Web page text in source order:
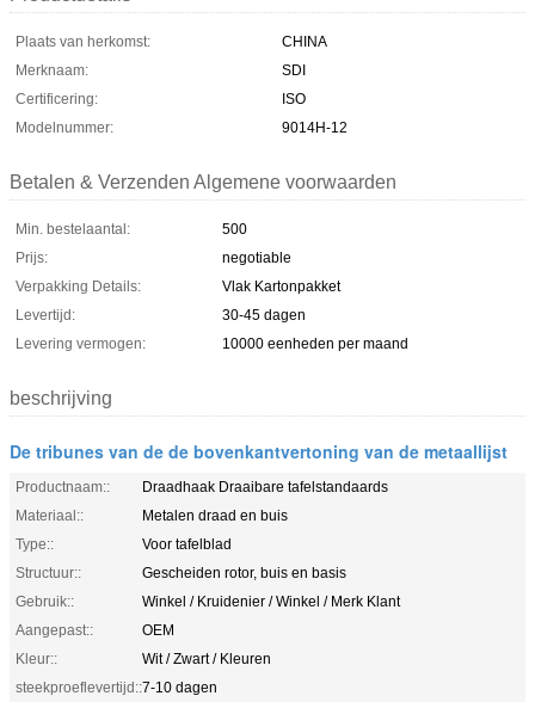
Plaats van herkomst:
CHINA
Merknaam:
SDI
Certificering:
ISO
Modelnummer:
9014H-12
Betalen & Verzenden Algemene voorwaarden
Min. bestelaantal:
500
Prijs:
negotiable
Verpakking Details:
Vlak Kartonpakket
Levertijd:
30-45 dagen
Levering vermogen:
10000 eenheden per maand
beschrijving
De tribunes van de de bovenkantvertoning van de metaallijst
Productnaam::
Draadhaak Draaibare tafelstandaards
Materiaal::
Metalen draad en buis
Type::
Voor tafelblad
Structuur::
Gescheiden rotor, buis en basis
Gebruik::
Winkel / Kruidenier / Winkel / Merk Klant
Aangepast::
OEM
Kleur::
Wit / Zwart / Kleuren
steekproeflevertijd::7-10 dagen